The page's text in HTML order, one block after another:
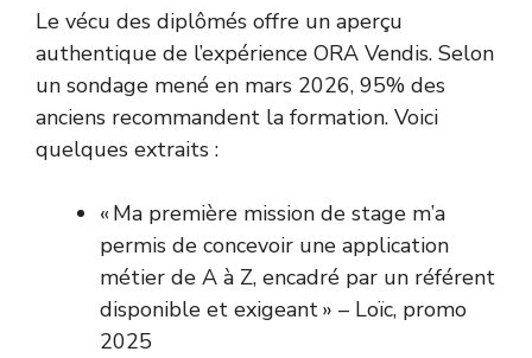
Le vécu des diplômés offre un aperçu
authentique de l’expérience ORA Vendis. Selon
un sondage mené en mars 2026, 95% des
anciens recommandent la formation. Voici
quelques extraits :
« Ma première mission de stage m’a
permis de concevoir une application
métier de A à Z, encadré par un référent
disponible et exigeant » – Loïc, promo
2025